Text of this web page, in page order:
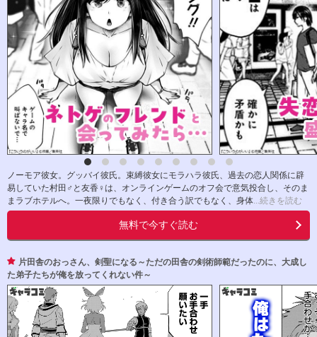
ノーモア彼女。グッバイ彼氏。束縛彼女にモラハラ彼氏、過去の恋人関係に辟
易していた村田♂と友香♀は、オンラインゲームのオフ会で意気投合し、そのま
まラブホテルへ。一夜限りでもなく、付き合う訳でもなく、身体...続きを読む
無料で今すぐ読む
片田舎のおっさん、剣聖になる～ただの田舎の剣術師範だったのに、大成し
た弟子たちが俺を放ってくれない件～